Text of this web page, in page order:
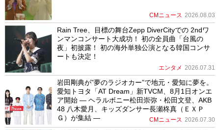
CMニュース 2026.08.03
Rain Tree、目標の舞台Zepp DiverCityでの 2ndワ
ンマンコンサート大成功！ 初の全員曲「台風の
夜」初披露！ 初の海外単独公演となる韓国コンサ
ートも決定！
エンタメ 2026.07.31
岩田剛典が”夢のラジオカー”で地元・愛知に夢を。
愛知トヨタ「AT Dream」新TVCM、8月1日オンエ
ア開始 ― ヘラルボニー松田崇弥・松田文登、AKB
48 八木愛月、キッズダンサー長瀬柊真（ＥＸＰ
Ｇ）が集結 ―
CMニュース 2026.07.30